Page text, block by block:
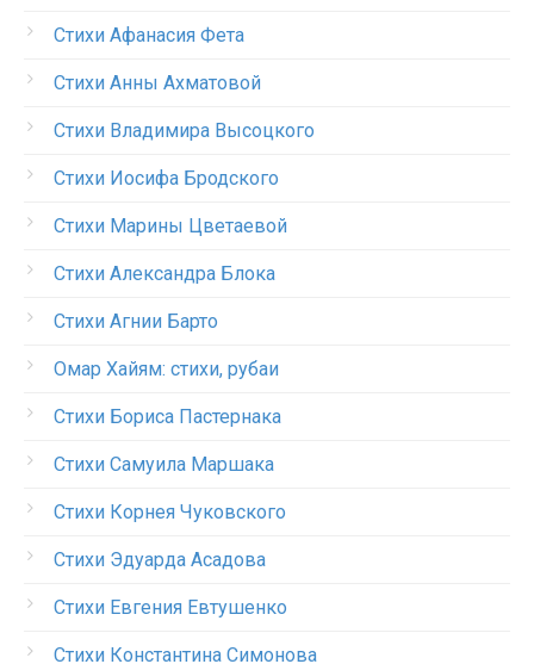
Стихи Афанасия Фета
Стихи Анны Ахматовой
Стихи Владимира Высоцкого
Стихи Иосифа Бродского
Стихи Марины Цветаевой
Стихи Александра Блока
Стихи Агнии Барто
Омар Хайям: стихи, рубаи
Стихи Бориса Пастернака
Стихи Самуила Маршака
Стихи Корнея Чуковского
Стихи Эдуарда Асадова
Стихи Евгения Евтушенко
Стихи Константина Симонова